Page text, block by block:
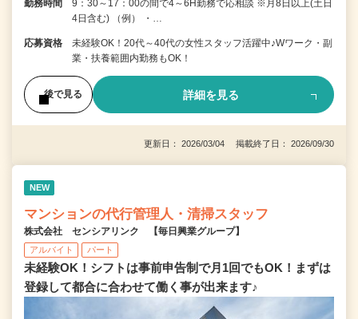
勤務時間
9：30～17：00の間で4～6H勤務で応相談 ※月8日以上(土日
4日含む) （例） ・…
応募資格
未経験OK！20代～40代の女性スタッフ活躍中♪Wワーク・副
業・扶養範囲内勤務もOK！
後で見る 詳細を見る
更新日： 2026/03/04 掲載終了日： 2026/09/30
NEW
マンションの代行管理人・清掃スタッフ
株式会社 センシアリンク 【毎日興業グループ】
アルバイト パート
未経験OK！シフトは事前申告制で月1回でもOK！まずは
登録して都合に合わせて働く事が出来ます♪